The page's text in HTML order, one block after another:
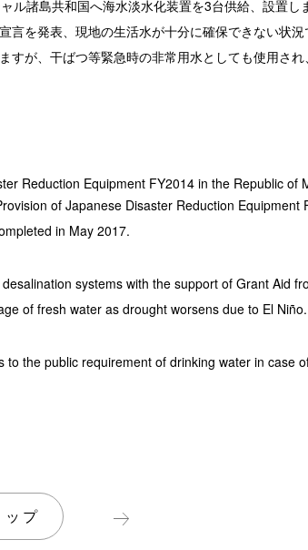
諸島共和国へ海水淡水化装置を3台供給、設置し
を発表、現地の生活水が十分に確保できない状況
が、干ばつ等緊急時の非常用水としても使用さ
Reduction Equipment FY2014 in the Republic of
of Japanese Disaster Reduction Equipment
in May 2017.
systems with the support of Grant Aid
of fresh water as drought worsens due to El Niño.
the public requirement of drinking water in case
ップ